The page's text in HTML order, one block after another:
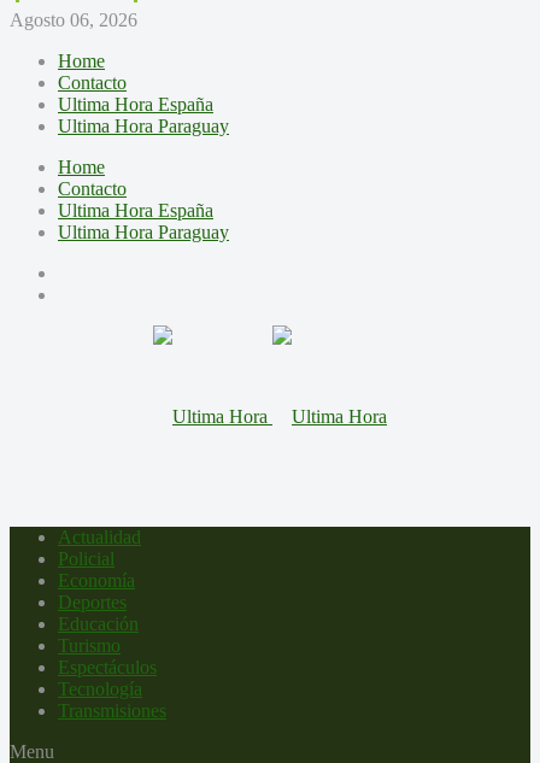
Agosto 06, 2026
Home
Contacto
Ultima Hora España
Ultima Hora Paraguay
Home
Contacto
Ultima Hora España
Ultima Hora Paraguay
Actualidad
Policial
Economía
Deportes
Educación
Turismo
Espectáculos
Tecnología
Transmisiones
Menu